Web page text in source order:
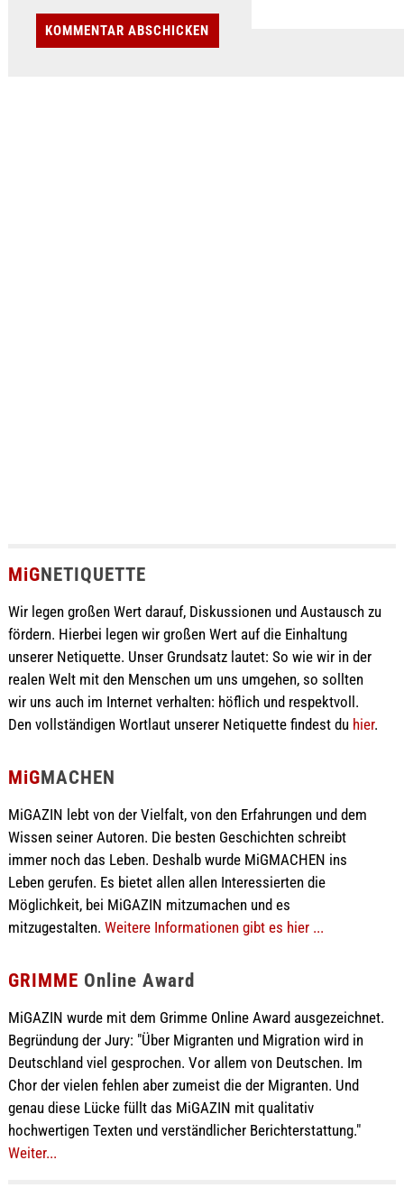
MiGNETIQUETTE
Wir legen großen Wert darauf, Diskussionen und Austausch zu
fördern. Hierbei legen wir großen Wert auf die Einhaltung
unserer Netiquette. Unser Grundsatz lautet: So wie wir in der
realen Welt mit den Menschen um uns umgehen, so sollten
wir uns auch im Internet verhalten: höflich und respektvoll.
Den vollständigen Wortlaut unserer Netiquette findest du hier.
MiGMACHEN
MiGAZIN lebt von der Vielfalt, von den Erfahrungen und dem
Wissen seiner Autoren. Die besten Geschichten schreibt
immer noch das Leben. Deshalb wurde MiGMACHEN ins
Leben gerufen. Es bietet allen allen Interessierten die
Möglichkeit, bei MiGAZIN mitzumachen und es
mitzugestalten. Weitere Informationen gibt es hier ...
GRIMME Online Award
MiGAZIN wurde mit dem Grimme Online Award ausgezeichnet.
Begründung der Jury: "Über Migranten und Migration wird in
Deutschland viel gesprochen. Vor allem von Deutschen. Im
Chor der vielen fehlen aber zumeist die der Migranten. Und
genau diese Lücke füllt das MiGAZIN mit qualitativ
hochwertigen Texten und verständlicher Berichterstattung."
Weiter...